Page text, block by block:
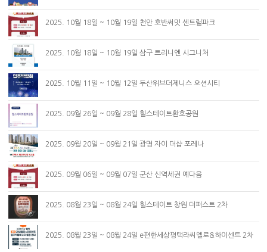
2025. 10월 18일 ~ 10월 19일 천안 호반써밋 센트럴파크
2025. 10월 18일 ~ 10월 19일 삼구 트리니엔 시그니처
2025. 10월 11일 ~ 10월 12일 두산위브더제니스 오션시티
2025. 09월 26일 ~ 09월 28일 힐스테이트환호공원
2025. 09월 20일 ~ 09월 21일 광명 자이 더샵 포레나
2025. 09월 06일 ~ 09월 07일 군산 신역세권 예다음
2025. 08월 23일 ~ 08월 24일 힐스테이트 창원 더퍼스트 2차
2025. 08월 23일 ~ 08월 24일 e편한세상평택라씨엘로&하이센트 2차